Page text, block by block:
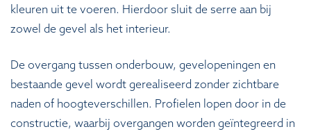
kleuren uit te voeren. Hierdoor sluit de serre aan bij
zowel de gevel als het interieur.
De overgang tussen onderbouw, gevelopeningen en
bestaande gevel wordt gerealiseerd zonder zichtbare
naden of hoogteverschillen. Profielen lopen door in de
constructie, waarbij overgangen worden geïntegreerd in